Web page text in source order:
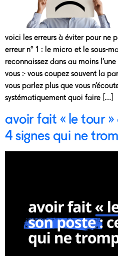
voici les erreurs à éviter pour ne
erreur n° 1 : le micro et le sous-
reconnaissez dans au moins
vous :· vous coupez souvent la
vous parlez plus que vous
systématiquement quoi faire […]
avoir fait « le tour »
4 signes qui ne